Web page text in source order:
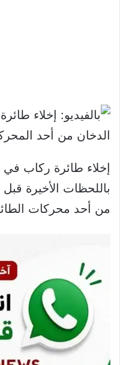
إخلاء طائرة ركاب في
باللحظات الأخيرة قبل
من أحد محركات